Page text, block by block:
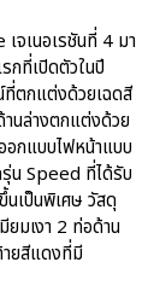
เนอเรชันที่ 4 มา
กที่เปิดตัวในปี
ตกแต่งด้วยเฉดสี
านล่างตกแต่งด้วย
อกแบบไฟหน้าแบบ
น Speed ที่ได้รับ
นเป็นพิเศษ วัสดุ
ยมเงา 2 ท่อด้าน
ายสีแดงที่มี